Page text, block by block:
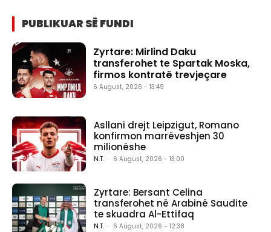
PUBLIKUAR SË FUNDI
Zyrtare: Mirlind Daku
transferohet te Spartak Moska,
firmos kontratë trevjeçare
6 August, 2026 - 13:49
Asllani drejt Leipzigut, Romano
konfirmon marrëveshjen 30
milionëshe
N.T. - 6 August, 2026 - 13:00
Zyrtare: Bersant Celina
transferohet në Arabinë Saudite
te skuadra Al-Ettifaq
N.T. - 6 August, 2026 - 12:38